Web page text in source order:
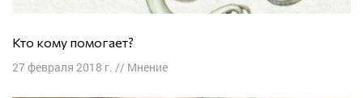
Кто кому помогает?
27 февраля 2018 г. // Мнение